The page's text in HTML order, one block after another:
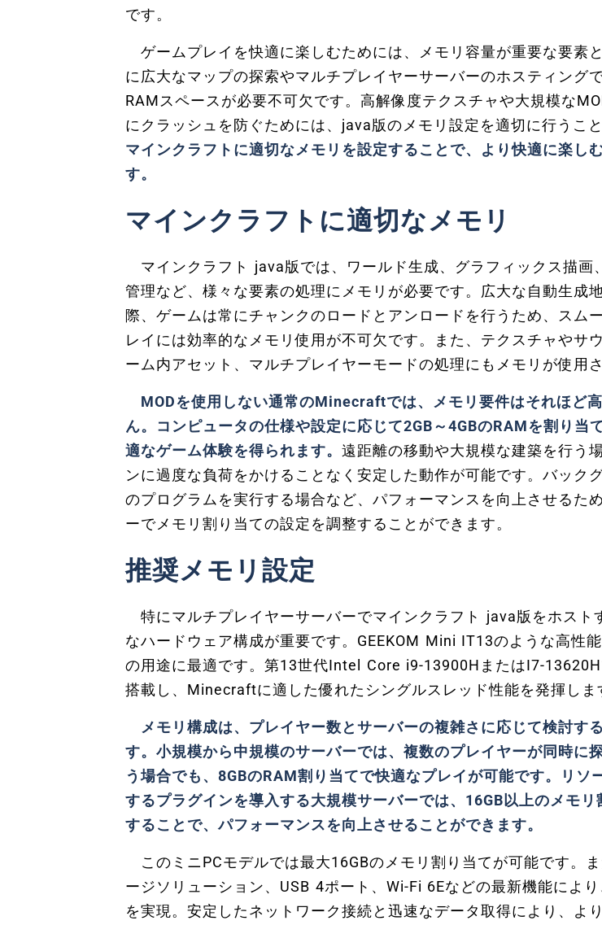
です。
ゲームプレイを快適に楽しむためには、メモリ容量が重要な要素
に広大なマップの探索やマルチプレイヤーサーバーのホスティング
RAMスペースが必要不可欠です。高解像度テクスチャや大規模な
にクラッシュを防ぐためには、java版のメモリ設定を適切に行うこと
マインクラフトに適切なメモリを設定することで、より快適に楽し
す。
マインクラフトに適切なメモリ
マインクラフト java版では、ワールド生成、グラフィックス描画
管理など、様々な要素の処理にメモリが必要です。広大な自動生成
際、ゲームは常にチャンクのロードとアンロードを行うため、スム
レイには効率的なメモリ使用が不可欠です。また、テクスチャやサ
ーム内アセット、マルチプレイヤーモードの処理にもメモリが使用さ
MODを使用しない通常のMinecraftでは、メモリ要件はそれほど
ん。コンピュータの仕様や設定に応じて2GB～4GBのRAMを割り当
適なゲーム体験を得られます。 遠距離の移動や大規模な建築を行う
ンに過度な負荷をかけることなく安定した動作が可能です。バック
のプログラムを実行する場合など、パフォーマンスを向上させるた
ーでメモリ割り当ての設定を調整することができます。
推奨メモリ設定
特にマルチプレイヤーサーバーでマインクラフト java版をホスト
なハードウェア構成が重要です。GEEKOM Mini IT13のような高性
の用途に最適です。第13世代Intel Core i9-13900HまたはI7-
搭載し、Minecraftに適した優れたシングルスレッド性能を発揮しま
メモリ構成は、プレイヤー数とサーバーの複雑さに応じて検討す
す。小規模から中規模のサーバーでは、複数のプレイヤーが同時に
う場合でも、8GBのRAM割り当てで快適なプレイが可能です。リソ
するプラグインを導入する大規模サーバーでは、16GB以上のメモリ
することで、パフォーマンスを向上させることができます。
このミニPCモデルでは最大16GBのメモリ割り当てが可能です。
ージソリューション、USB 4ポート、Wi-Fi 6Eなどの最新機能によ
を実現。安定したネットワーク接続と迅速なデータ取得により、よ